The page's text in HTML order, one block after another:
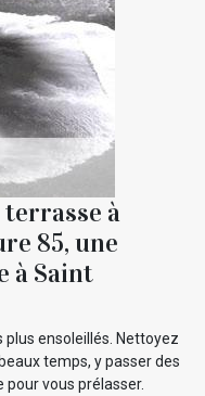
terrasse à
85, une
à Saint
plus ensoleillés. Nettoyez
temps, y passer des
vous prélasser.